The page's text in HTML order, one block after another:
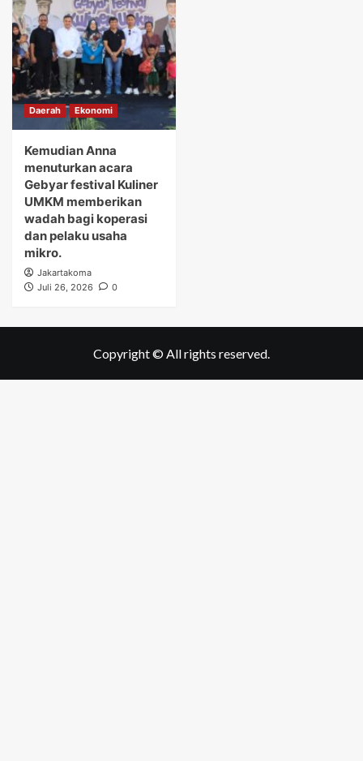
Daerah Ekonomi
Kemudian Anna
menuturkan acara
Gebyar festival Kuliner
UMKM memberikan
wadah bagi koperasi
dan pelaku usaha
mikro.
Jakartakoma
Juli 26, 2026
0
Copyright © All rights reserved.